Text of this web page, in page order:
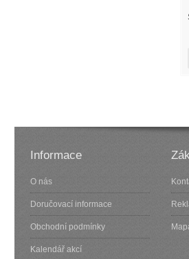
Informace
O nás
Doručovací informace
Obchodní podmínky
Kalendář akcí